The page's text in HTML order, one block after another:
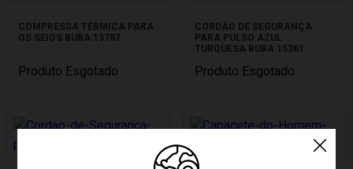
COMPRESSA TÉRMICA PARA
OS SEIOS BUBA 13787
Produto Esgotado
CORDÃO DE SEGURANÇA
PARA PULSO AZUL
TURQUESA BUBA 15361
Produto Esgotado
PREÇO EXCLUSIVO